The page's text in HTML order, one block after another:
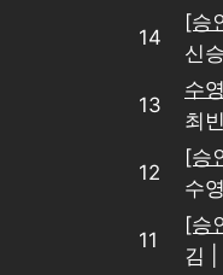
14
[승
신
13
수
최빈
12
[승
수영
11
[승
김